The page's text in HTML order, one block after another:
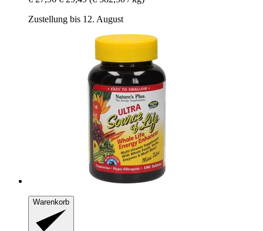
Zustellung bis 12. August
Warenkorb